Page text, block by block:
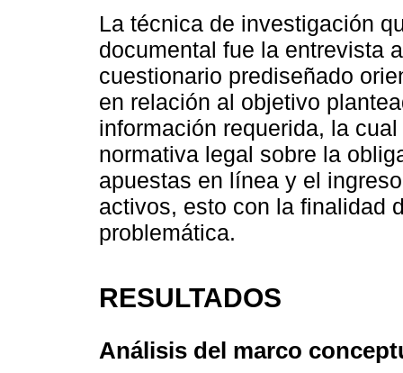
La técnica de investigación
documental fue la entrevista
cuestionario prediseñado
en relación al objetivo
información requerida, la
normativa legal sobre la
apuestas en línea y el
activos, esto con la finalidad
problemática.
RESULTADOS
Análisis del marco